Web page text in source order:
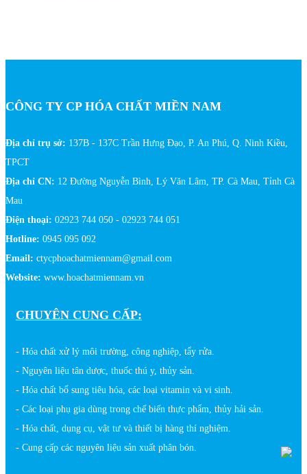
CÔNG TY CP HÓA CHẤT MIỀN NAM
Địa chỉ trụ sở: 137B - 137C Trần Hưng Đạo, P. An Phú, Q. Ninh Kiều,
TPCT
Địa chỉ CN: 12 Đường Nguyễn Bình, Lý Văn Lâm, TP. Cà Mau, Tỉnh Cà
Mau
Điện thoại: 02923 744 050 - 02923 744 051
Hotline: 0945 095 092
Email: ctycphoachatmiennam@gmail.com
Website: www.hoachatmiennam.vn
CHUYÊN CUNG CẤP:
- Hóa chất xử lý môi trường, công nghiệp, tẩy rửa.
- Nguyên liệu tân dược, thuốc thú y, thủy sản.
- Hóa chất bổ sung tiêu hóa, các loại vitamin và vi sinh.
- Các loại phụ gia dùng trong chế biến thực phẩm, thủy hải sản.
- Hóa chất, dụng cụ, vật tư và thiết bị hàng thí nghiệm.
- Cung cấp các nguyên liệu sản xuất phân bón.